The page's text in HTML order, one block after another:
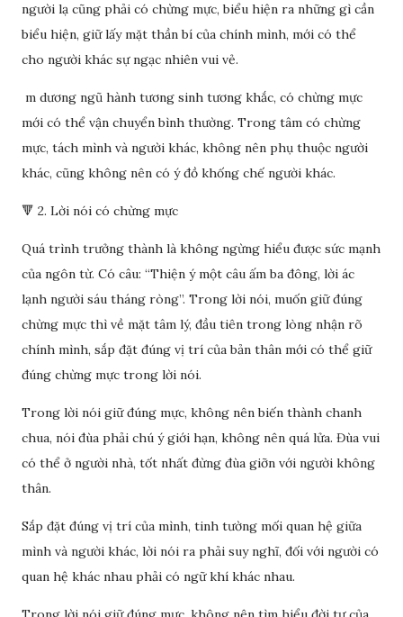
người lạ cũng phải có chừng mực, biểu hiện ra những gì cần
biểu hiện, giữ lấy mặt thần bí của chính mình, mới có thể
cho người khác sự ngạc nhiên vui vẻ.
m dương ngũ hành tương sinh tương khắc, có chừng mực
mới có thể vận chuyển bình thường. Trong tâm có chừng
mực, tách mình và người khác, không nên phụ thuộc người
khác, cũng không nên có ý đồ khống chế người khác.
🔻 2. Lời nói có chừng mực
Quá trình trưởng thành là không ngừng hiểu được sức mạnh
của ngôn từ. Có câu: “Thiện ý một câu ấm ba đông, lời ác
lạnh người sáu tháng ròng”. Trong lời nói, muốn giữ đúng
chừng mực thì về mặt tâm lý, đầu tiên trong lòng nhận rõ
chính mình, sắp đặt đúng vị trí của bản thân mới có thể giữ
đúng chừng mực trong lời nói.
Trong lời nói giữ đúng mực, không nên biến thành chanh
chua, nói đùa phải chú ý giới hạn, không nên quá lửa. Đùa vui
có thể ở người nhà, tốt nhất đừng đùa giỡn với người không
thân.
Sắp đặt đúng vị trí của mình, tinh tường mối quan hệ giữa
mình và người khác, lời nói ra phải suy nghĩ, đối với người có
quan hệ khác nhau phải có ngữ khí khác nhau.